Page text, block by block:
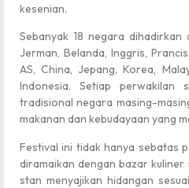
kesenian.
Sebanyak 18 negara
Jerman, Belanda, Inggris,
AS, China, Jepang, Korea,
Indonesia. Setiap perwakilan
tradisional negara masing-
makanan dan kebudayaan yang
Festival ini tidak hanya sebatas
diramaikan dengan bazar
stan menyajikan hidangan